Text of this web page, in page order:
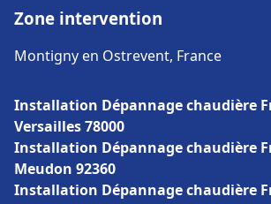
Zone intervention
Montigny en Ostrevent, France
Installation Dépannage chaudière
Versailles 78000
Installation Dépannage chaudière
Meudon 92360
Installation Dépannage chaudière